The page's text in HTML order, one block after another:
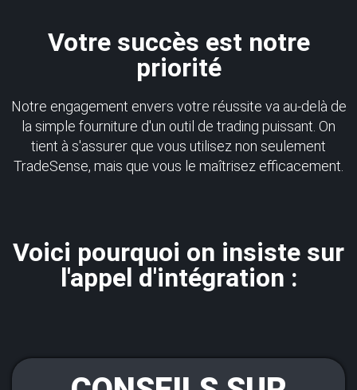
Votre succès est notre
priorité
Notre engagement envers votre réussite va au-delà de
la simple fourniture d'un outil de trading puissant. On
tient à s'assurer que vous utilisez non seulement
TradeSense, mais que vous le maîtrisez efficacement.
Voici pourquoi on insiste sur
l'appel d'intégration :